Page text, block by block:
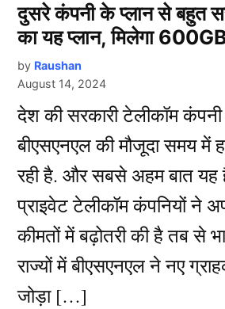
दुसरे कंपनी के प्लान से बहुत
का यह प्लान, मिलेगा
by Raushan
August 14, 2024
देश की सरकारी टेलीकॉम कंपनी
बीएसएनएल की मौजूदा समय में
रही है. और सबसे अहम बात
प्राइवेट टेलीकॉम कंपनियों ने
कीमतों में बढ़ोतरी की है तब से
राज्यों में बीएसएनएल ने नए
जोड़ा […]